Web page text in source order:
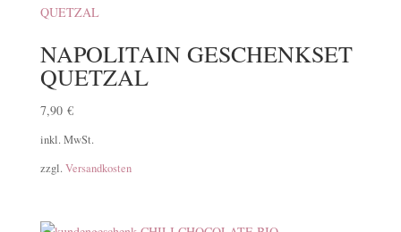
NAPOLITAIN GESCHENKSET
QUETZAL
7,90 €
inkl. MwSt.
zzgl. Versandkosten